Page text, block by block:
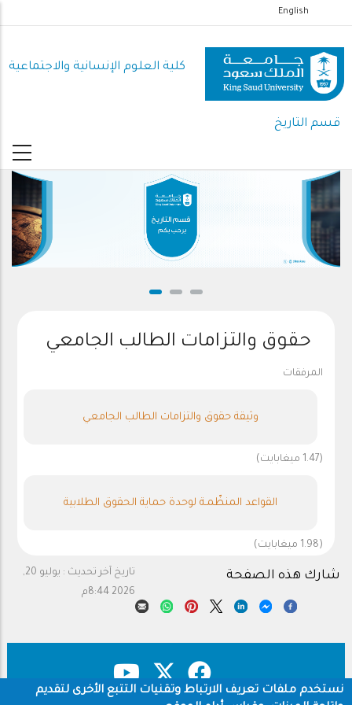
إلى
المحتوى
الرئيسي
English
كلية العلوم اﻹنسانية واﻻجتماعية
قسم التاريخ
حقوق والتزامات الطالب الجامعي
المرفقات
وثيقة حقوق والتزامات الطالب الجامعي
(1.47 ميغابايت)
القواعد المنظّمـة لوحدة حماية الحقوق الطلابية
(1.98 ميغابايت)
تاريخ آخر تحديث :
يوليو 20,
2026 8:44م
شارك هذه الصفحة
نستخدم ملفات تعريف الارتباط وتقنيات التتبع الأخرى لتقديم